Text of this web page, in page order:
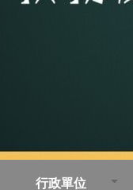
行政單位